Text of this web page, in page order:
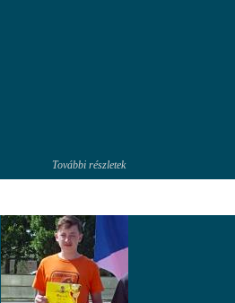
További részletek